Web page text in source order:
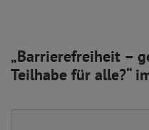
„Barrierefreiheit –
Teilhabe für alle?“